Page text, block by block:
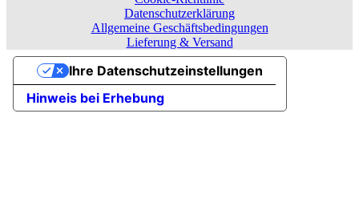
Datenschutzerklärung
Allgemeine Geschäftsbedingungen
Lieferung & Versand
Hinweis bei Erhebung
Ihre Datenschutzeinstellungen